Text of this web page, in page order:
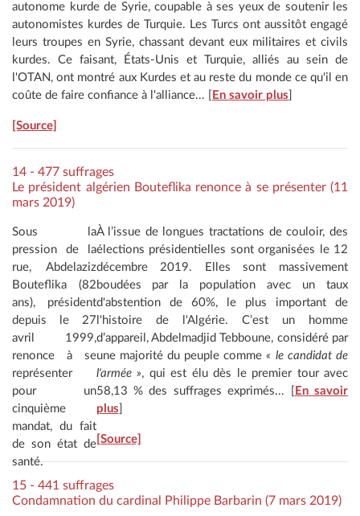
autonome kurde de Syrie, coupable à ses yeux de soutenir les
autonomistes kurdes de Turquie. Les Turcs ont aussitôt engagé
leurs troupes en Syrie, chassant devant eux militaires et civils
kurdes. Ce faisant, États-Unis et Turquie, alliés au sein de
l'OTAN, ont montré aux Kurdes et au reste du monde ce qu'il en
coûte de faire confiance à l'alliance... [
En savoir plus
[Source]
14 - 477 suffrages
Le président algérien Bouteflika renonce à se présenter (11
mars 2019)
Sous la
pression de la
rue, Abdelaziz
Bouteflika (82
ans), président
depuis le 27
avril 1999,
renonce à se
représenter
pour un
cinquième
mandat, du fait
de son état de
santé.
À l’issue de longues tractations de couloir, des
élections présidentielles sont organisées le 12
décembre 2019. Elles sont massivement
boudées par la population avec un taux
d'abstention de 60%, le plus important de
l'histoire de l'Algérie. C’est un homme
d’appareil, Abdelmadjid Tebboune, considéré par
une majorité du peuple comme« le candidat de
l'armée », qui est élu dès le premier tour avec
58,13 % des suffrages exprimés... [
En savoir
plus
[Source]
15 - 441 suffrages
Condamnation du cardinal Philippe Barbarin (7 mars 2019)